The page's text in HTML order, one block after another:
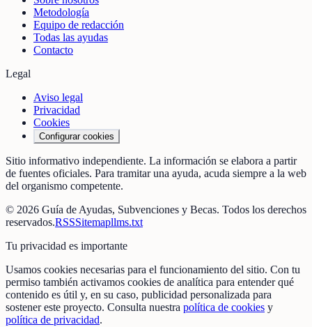
Metodología
Equipo de redacción
Todas las ayudas
Contacto
Legal
Aviso legal
Privacidad
Cookies
Configurar cookies
Sitio informativo independiente. La información se elabora a partir
de fuentes oficiales. Para tramitar una ayuda, acuda siempre a la web
del organismo competente.
© 2026 Guía de Ayudas, Subvenciones y Becas. Todos los derechos
reservados.RSSSitemapllms.txt
Tu privacidad es importante
Usamos cookies necesarias para el funcionamiento del sitio. Con tu
permiso también activamos cookies de analítica para entender qué
contenido es útil y, en su caso, publicidad personalizada para
sostener este proyecto. Consulta nuestra política de cookies y
política de privacidad.